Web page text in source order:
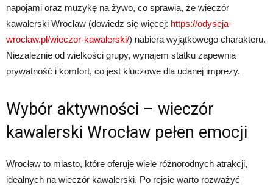
napojami oraz muzykę na żywo, co sprawia, że wieczór
kawalerski Wrocław (dowiedz się więcej: https://odyseja-
wroclaw.pl/wieczor-kawalerski/) nabiera wyjątkowego charakteru.
Niezależnie od wielkości grupy, wynajem statku zapewnia
prywatność i komfort, co jest kluczowe dla udanej imprezy.
Wybór aktywności – wieczór
kawalerski Wrocław pełen emocji
Wrocław to miasto, które oferuje wiele różnorodnych atrakcji,
idealnych na wieczór kawalerski. Po rejsie warto rozważyć